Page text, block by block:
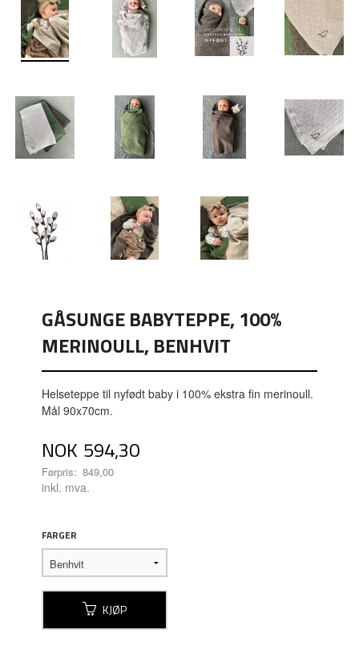
GÅSUNGE BABYTEPPE, 100%
MERINOULL, BENHVIT
Helseteppe til nyfødt baby i 100% ekstra fin merinoull.
Mål 90x70cm.
Tilbud
NOK 594,30
Førpris: 849,00
Rabatt
inkl. mva.
FARGER
KJØP